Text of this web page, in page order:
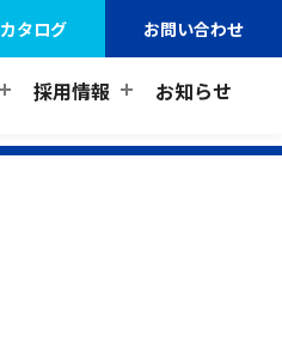
カタログ お問い合わせ
採用情報 お知らせ